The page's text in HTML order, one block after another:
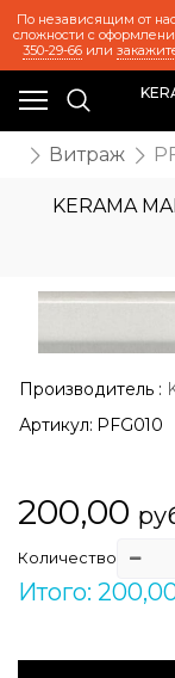
По независящим от
сложности с
350-29-66или
Витраж
KERAMA
Производитель :
Артикул: PFG010
200,00
Количество
Итого: